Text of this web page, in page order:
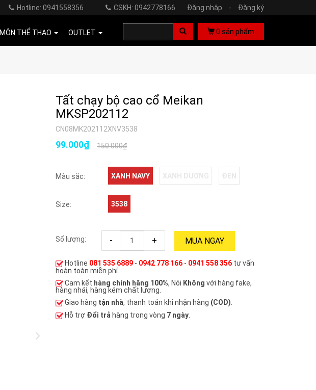
Hotline: 0941558356 CSKH: 0942778166 Đăng nhập - Đăng ký
MÔN THỂ THAO OUTLET 0 sản phẩm
Tất chạy bộ cao cổ Meikan
MKSP202112
CN08MK202112XNV3538
150.000₫
99.000₫
Màu sắc: XANH NAVY
Size: 3538
Số lượng: - + MUA NGAY
Hotline 081 535 6889 - 0942 778 166 - 0941 558 356 tư vấn
hoàn toàn miễn phí.
Cam kết hàng chính hãng 100%, Nói Không với hàng fake,
hàng nhái, hàng kém chất lượng.
Giao hàng tận nhà, thanh toán khi nhận hàng (COD).
Hỗ trợ Đổi trả hàng trong vòng 7 ngày